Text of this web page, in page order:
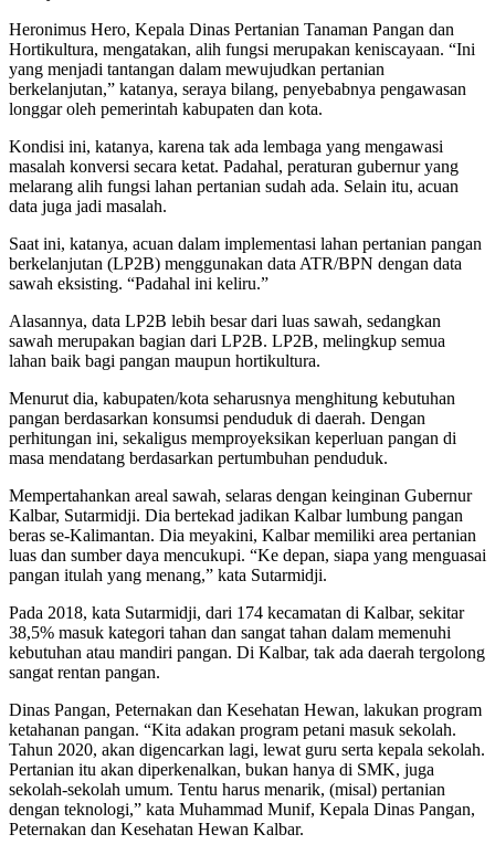
Heronimus Hero, Kepala Dinas Pertanian Tanaman Pangan dan
Hortikultura, mengatakan, alih fungsi merupakan keniscayaan. “Ini
yang menjadi tantangan dalam mewujudkan pertanian
berkelanjutan,” katanya, seraya bilang, penyebabnya pengawasan
longgar oleh pemerintah kabupaten dan kota.
Kondisi ini, katanya, karena tak ada lembaga yang mengawasi
masalah konversi secara ketat. Padahal, peraturan gubernur yang
melarang alih fungsi lahan pertanian sudah ada. Selain itu, acuan
data juga jadi masalah.
Saat ini, katanya, acuan dalam implementasi lahan pertanian pangan
berkelanjutan (LP2B) menggunakan data ATR/BPN dengan data
sawah eksisting. “Padahal ini keliru.”
Alasannya, data LP2B lebih besar dari luas sawah, sedangkan
sawah merupakan bagian dari LP2B. LP2B, melingkup semua
lahan baik bagi pangan maupun hortikultura.
Menurut dia, kabupaten/kota seharusnya menghitung kebutuhan
pangan berdasarkan konsumsi penduduk di daerah. Dengan
perhitungan ini, sekaligus memproyeksikan keperluan pangan di
masa mendatang berdasarkan pertumbuhan penduduk.
Mempertahankan areal sawah, selaras dengan keinginan Gubernur
Kalbar, Sutarmidji. Dia bertekad jadikan Kalbar lumbung pangan
beras se-Kalimantan. Dia meyakini, Kalbar memiliki area pertanian
luas dan sumber daya mencukupi. “Ke depan, siapa yang menguasai
pangan itulah yang menang,” kata Sutarmidji.
Pada 2018, kata Sutarmidji, dari 174 kecamatan di Kalbar, sekitar
38,5% masuk kategori tahan dan sangat tahan dalam memenuhi
kebutuhan atau mandiri pangan. Di Kalbar, tak ada daerah tergolong
sangat rentan pangan.
Dinas Pangan, Peternakan dan Kesehatan Hewan, lakukan program
ketahanan pangan. “Kita adakan program petani masuk sekolah.
Tahun 2020, akan digencarkan lagi, lewat guru serta kepala sekolah.
Pertanian itu akan diperkenalkan, bukan hanya di SMK, juga
sekolah-sekolah umum. Tentu harus menarik, (misal) pertanian
dengan teknologi,” kata Muhammad Munif, Kepala Dinas Pangan,
Peternakan dan Kesehatan Hewan Kalbar.